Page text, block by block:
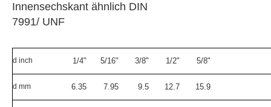
Innensechskant ähnlich DIN
7991/ UNF
d inch 1/4" 5/16" 3/8" 1/2" 5/8"
d mm 6.35 7.95 9.5 12.7 15.9